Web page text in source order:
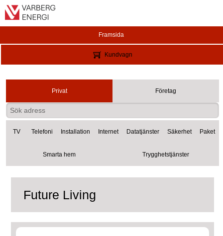
Framsida
Kundvagn
Privat Företag
TV Telefoni Installation Internet Datatjänster Säkerhet Paket
Smarta hem Trygghetstjänster
Future Living